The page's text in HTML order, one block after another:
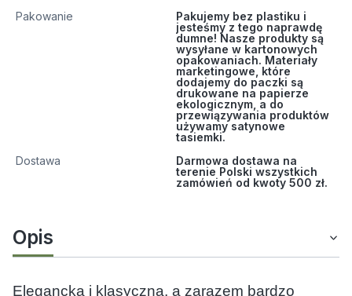
Pakowanie
Pakujemy bez plastiku i
jesteśmy z tego naprawdę
dumne! Nasze produkty są
wysyłane w kartonowych
opakowaniach. Materiały
marketingowe, które
dodajemy do paczki są
drukowane na papierze
ekologicznym, a do
przewiązywania produktów
używamy satynowe
tasiemki.
Dostawa
Darmowa dostawa na
terenie Polski wszystkich
zamówień od kwoty 500 zł.
Opis
Elegancka i klasyczna, a zarazem bardzo